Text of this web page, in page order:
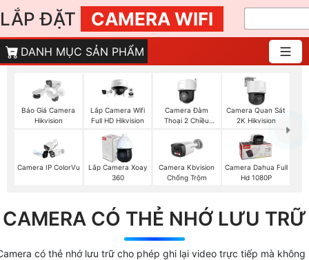
LẮP ĐẶT CAMERA WIFI
DANH MỤC SẢN PHẨM
Báo Giá Camera
Hikvision
Lắp Camera Wifi
Full HD Hikvision
Camera Đàm
Thoại 2 Chiều
Camera Quan Sát
2K Hikvision
Camera IP ColorVu
Lắp Camera Xoay
360
Camera Kbvision
Chống Trộm
Camera Dahua Full
Hd 1080P
CAMERA CÓ THẺ NHỚ LƯU TRỮ
có thẻ nhớ lưu trữ cho phép ghi lại video trực tiếp mà không